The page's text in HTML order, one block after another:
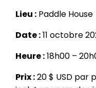
Lieu : Paddle House
Date :11 octobre
Heure :18h00 –
Prix :20 $ USD par